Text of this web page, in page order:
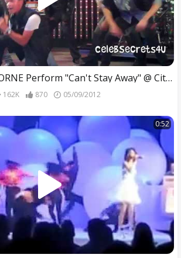
IM5 & BELLA THORNE Perform "Can't Stay Away" @ CityWalk 8/31/12
162K 870 05/09/2012
0:52